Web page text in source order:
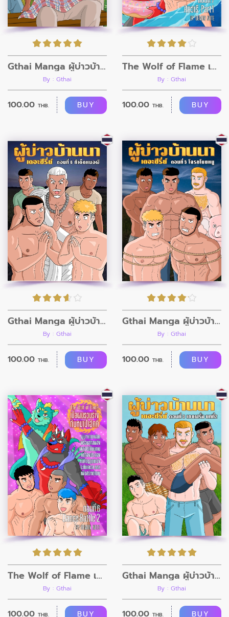
Gthai Manga ผู้บ่าวบ้านนา ตอนที่7
By : Gthai
100.00 THB. BUY
The Wolf of Flame เมื่อผมรวมร่างกับหมาป่าอัคคี ตอนที่7
By : Gthai
100.00 THB. BUY
Gthai Manga ผู้บ่าวบ้านนา ตอนที่6
By : Gthai
100.00 THB. BUY
Gthai Manga ผู้บ่าวบ้านนา ตอนที่5
By : Gthai
100.00 THB. BUY
The Wolf of Flame เมื่อผมรวมร่างกับหมาป่าอัคคี ตอนที่6
By : Gthai
100.00 THB. BUY
Gthai Manga ผู้บ่าวบ้านนา ตอนที่4
By : Gthai
100.00 THB. BUY